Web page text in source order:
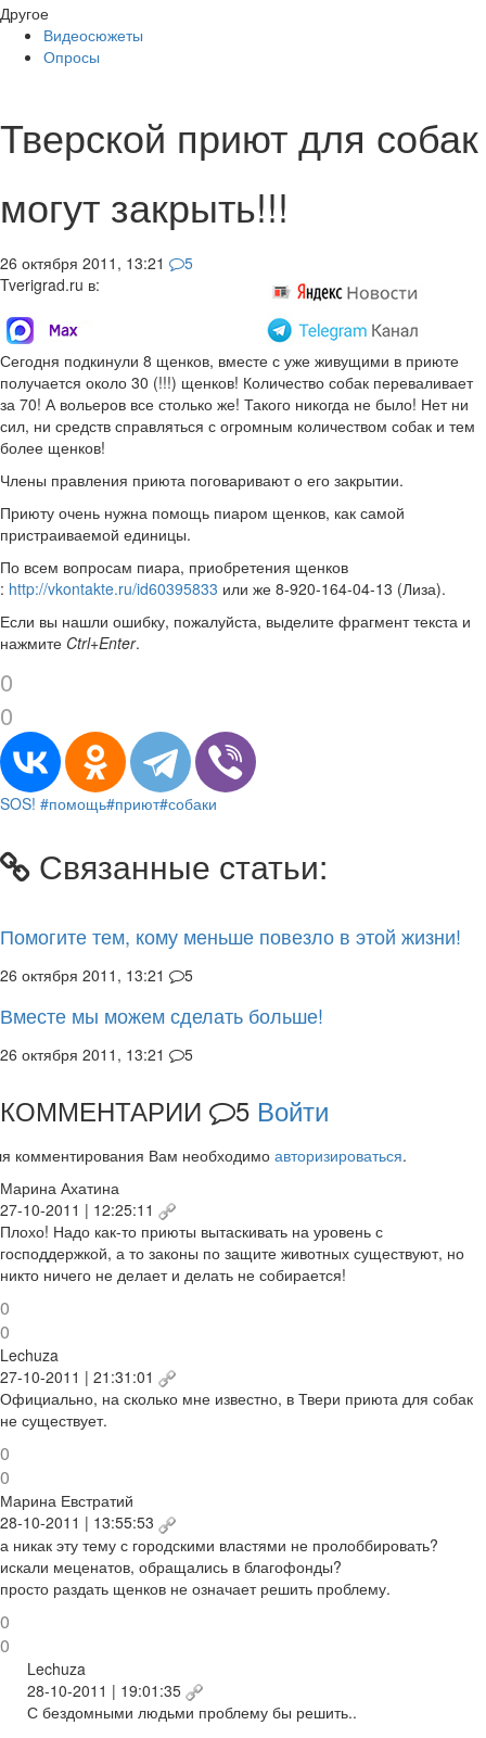
Другое
Видеосюжеты
Опросы
Тверской приют для собак
могут закрыть!!!
26 октября 2011, 13:21
5
Tverigrad.ru в:
Сегодня подкинули 8 щенков, вместе с уже живущими в приюте
получается около 30 (!!!) щенков! Количество собак переваливает
за 70! А вольеров все столько же! Такого никогда не было! Нет ни
сил, ни средств справляться с огромным количеством собак и тем
более щенков!
Члены правления приюта поговаривают о его закрытии.
Приюту очень нужна помощь пиаром щенков, как самой
пристраиваемой единицы.
По всем вопросам пиара, приобретения щенков
: http://vkontakte.ru/id60395833 или же 8-920-164-04-13 (Лиза).
Если вы нашли ошибку, пожалуйста, выделите фрагмент текста и
нажмите Ctrl+Enter.
0
0
SOS! #помощь#приют#собаки
Связанные статьи:
Помогите тем, кому меньше повезло в этой жизни!
26 октября 2011, 13:21 5
Вместе мы можем сделать больше!
26 октября 2011, 13:21 5
КОММЕНТАРИИ 5 Войти
комментирования Вам необходимо авторизироваться.
Марина Ахатина
27-10-2011 | 12:25:11
Плохо! Надо как-то приюты вытаскивать на уровень с
господдержкой, а то законы по защите животных существуют, но
никто ничего не делает и делать не собирается!
0
0
Lechuza
27-10-2011 | 21:31:01
Официально, на сколько мне известно, в Твери приюта для собак
не существует.
0
0
Марина Евстратий
28-10-2011 | 13:55:53
а никак эту тему с городскими властями не пролоббировать?
искали меценатов, обращались в благофонды?
просто раздать щенков не означает решить проблему.
0
0
Lechuza
28-10-2011 | 19:01:35
С бездомными людьми проблему бы решить..